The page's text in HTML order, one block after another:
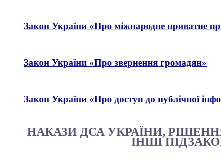
Закон України «Про міжнародне приватне
Закон України «Про звернення громадян»
Закон України «Про доступ до публічної
НАКАЗИ ДСА УКРАЇНИ,
ІНШІ